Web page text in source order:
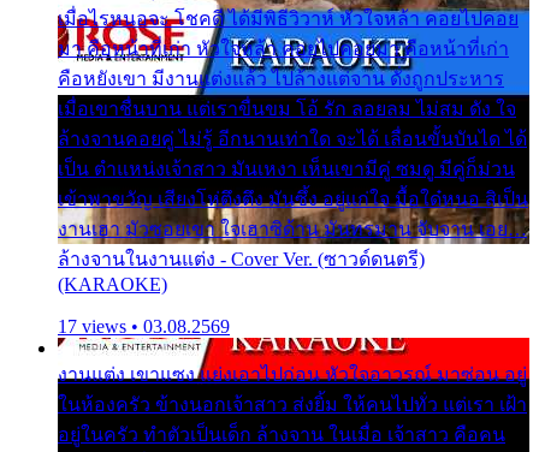
เมื่อไรหนอจะ โชคดี ได้มีพิธีวิวาห์ หัวใจหล้า คอยไปคอย
มา คือหน้าที่เก่า หัวใจหล้า คอยไปคอยมา คือหน้าที่เก่า
คือหยังเขา มีงานแต่งแล้ว ไปล้างแต่จาน ดั่งถูกประหาร
เมื่อเขาชื่นบาน แต่เราขื่นขม โอ้ รัก ลอยลม ไม่สม ดัง ใจ
ล้างจานคอยคู่ ไม่รู้ อีกนานเท่าใด จะได้ เลื่อนขั้นบันได ได้
เป็น ตำแหน่งเจ้าสาว มันเหงา เห็นเขามีคู่ ซมดู มีคู่ก็ม่วน
เข้าพาขวัญ เสียงโห่ตึงตึง มันซึ้ง อยู่แก่ใจ มื้อใด๋หนอ สิเป็น
งานเฮา มัวซอยเขา ใจเฮาซิด้าน มันทรมาน จับจาน เอย…
ล้างจานในงานแต่ง - Cover Ver. (ซาวด์ดนตรี)
(KARAOKE)
17 views • 03.08.2569
งานแต่ง เขาแซง แย่งเอาไปก่อน หัวใจอาวรณ์ มาซ่อน อยู่
ในห้องครัว ข้างนอกเจ้าสาว ส่งยิ้ม ให้คนไปทั่ว แต่เรา เฝ้า
อยู่ในครัว ทำตัวเป็นเด็ก ล้างจาน ในเมื่อ เจ้าสาว คือคน